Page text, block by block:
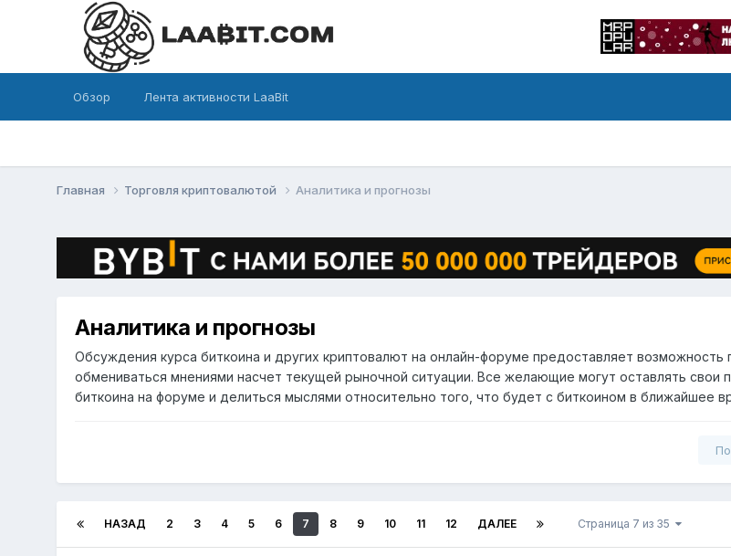
Обзор Лента активности LaaBit
Главная Торговля криптовалютой Аналитика и прогнозы
Аналитика и прогнозы
Обсуждения курса биткоина и других криптовалют на онлайн-форуме предоставляет возможность
обмениваться мнениями насчет текущей рыночной ситуации. Все желающие могут оставлять свои
биткоина на форуме и делиться мыслями относительно того, что будет с биткоином в ближайшее
НАЗАД 2 3 4 5 6 7 8 9 10 11 12 ДАЛЕЕ Страница 7 из 35